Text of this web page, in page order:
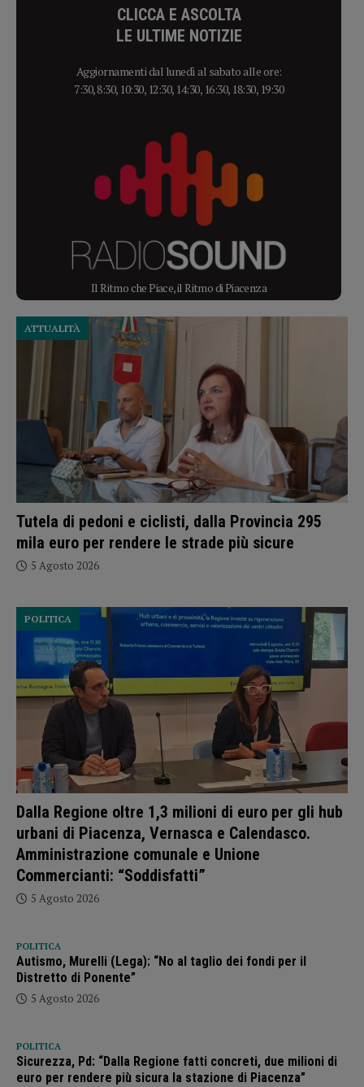
CLICCA E ASCOLTA
LE ULTIME NOTIZIE
Aggiornamenti dal lunedì al sabato alle ore:
7:30, 8:30, 10:30, 12:30, 14:30, 16:30, 18:30, 19:30
Il Ritmo che Piace, il Ritmo di Piacenza
Tutela di pedoni e ciclisti, dalla Provincia 295
mila euro per rendere le strade più sicure
ATTUALITÀ
5 Agosto 2026
Dalla Regione oltre 1,3 milioni di euro per gli hub
urbani di Piacenza, Vernasca e Calendasco.
Amministrazione comunale e Unione
Commercianti: “Soddisfatti”
POLITICA
5 Agosto 2026
POLITICA
Autismo, Murelli (Lega): “No al taglio dei fondi per il
Distretto di Ponente”
5 Agosto 2026
POLITICA
Sicurezza, Pd: “Dalla Regione fatti concreti, due milioni di
euro per rendere più sicura la stazione di Piacenza”